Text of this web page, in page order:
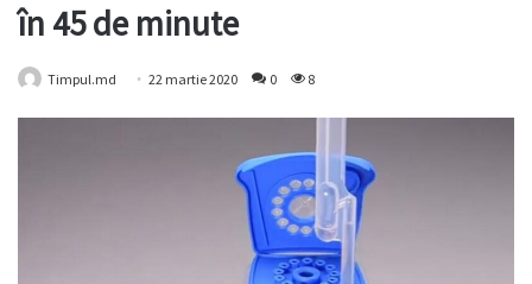
în 45 de minute
Timpul.md 22 martie 2020 0 8